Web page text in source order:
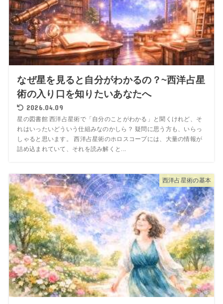
なぜ星を見ると自分がわかるの？~西洋占星
術の入り口を知りたいあなたへ
2026.04.09
星の図書館 西洋占星術で「自分のことがわかる」と聞くけれど、そ
れはいったいどういう仕組みなのかしら？ 疑問に思う方も、いらっ
しゃると思います。 西洋占星術のホロスコープには、大量の情報が
詰め込まれていて、それを読み解くと...
西洋占星術の基本